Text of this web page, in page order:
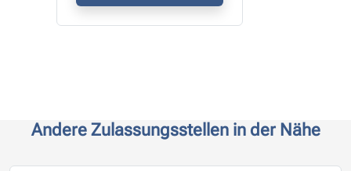
Andere Zulassungsstellen in der Nähe